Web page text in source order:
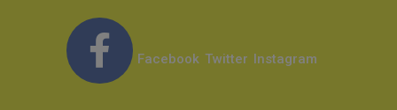
Facebook Twitter Instagram